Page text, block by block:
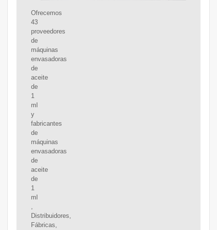
Ofrecemos
43
proveedores
de
máquinas
envasadoras
de
aceite
de
1
ml
y
fabricantes
de
máquinas
envasadoras
de
aceite
de
1
ml
,
Distribuidores,
Fábricas,